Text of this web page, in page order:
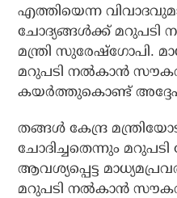
എത്തിയെന്ന
ചോദ്യങ്ങൾക്ക് മറുപടി
മന്ത്രി സുരേഷ്‌ഗോപി.
മറുപടി നൽകാൻ
കയർത്തുകൊണ്ട്
തങ്ങൾ കേന്ദ്ര
ചോദിച്ചതെന്നും
ആവശ്യപ്പെട്ട
മറുപടി നൽകാൻ